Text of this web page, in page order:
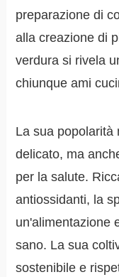
preparazione di
alla creazione di
verdura si rivela
chiunque ami
La sua popolarità
delicato, ma
per la salute.
antiossidanti, la
un'alimentazione
sano. La sua
sostenibile e